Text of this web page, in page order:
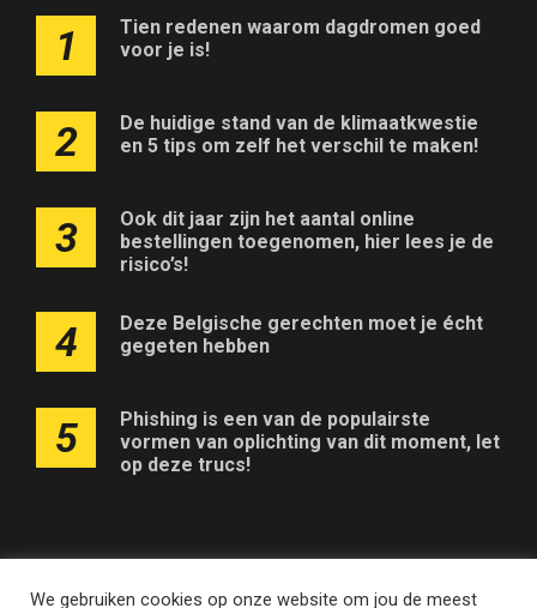
1
Tien redenen waarom dagdromen goed
voor je is!
2
De huidige stand van de klimaatkwestie
en 5 tips om zelf het verschil te maken!
3
Ook dit jaar zijn het aantal online
bestellingen toegenomen, hier lees je de
risico’s!
4
Deze Belgische gerechten moet je écht
gegeten hebben
5
Phishing is een van de populairste
vormen van oplichting van dit moment, let
op deze trucs!
We gebruiken cookies op onze website om jou de meest